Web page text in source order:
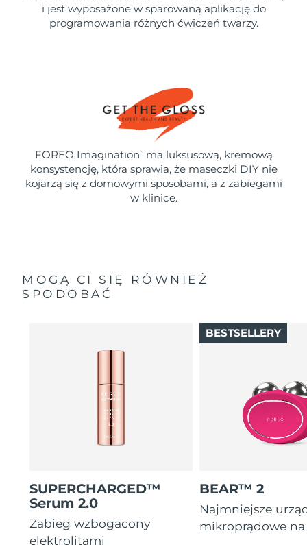
i jest wyposażone w sparowaną aplikację do
programowania różnych ćwiczeń twarzy.
FOREO Imagination ™
ma luksusową, kremową
konsystencję, która sprawia, że maseczki DIY nie
kojarzą się z domowymi sposobami, a z zabiegami
w klinice.
MOGĄ CI SIĘ RÓWNIEŻ
SPODOBAĆ
SUPERCHARGED™
Serum 2.0
Zabieg wzbogacony
elektrolitami
BEAR™ 2
Najmniejsze
mikroprądowe
BESTSELLERY